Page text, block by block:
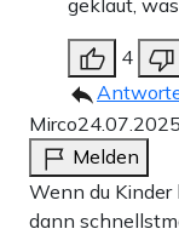
geklaut,
4
Mirco
Melden
Wenn du
dann